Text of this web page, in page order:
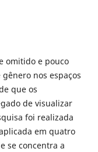
omitido e pouco
nos espaços
que os
de visualizar
foi realizada
em quatro
se concentra a